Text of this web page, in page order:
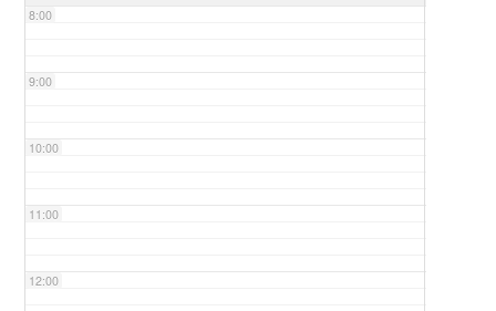
8:00
9:00
10:00
11:00
12:00